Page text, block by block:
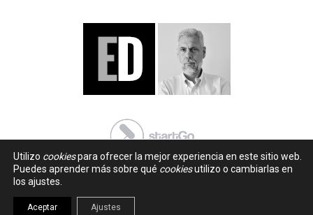
Utilizo cookiespara ofrecer la mejor experiencia en este sitio web.
Puedes aprender más sobre qué cookiesutilizo o cambiarlas en
los ajustes.
Aceptar Ajustes